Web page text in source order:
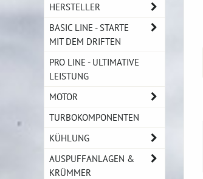
HERSTELLER
BASIC LINE - STARTE
MIT DEM DRIFTEN
PRO LINE - ULTIMATIVE
LEISTUNG
MOTOR
TURBOKOMPONENTEN
KÜHLUNG
AUSPUFFANLAGEN &
KRÜMMER